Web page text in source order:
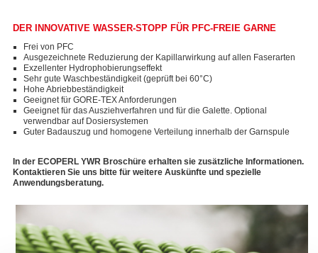
DER INNOVATIVE WASSER-STOPP FÜR PFC-FREIE GARNE
Frei von PFC
Ausgezeichnete Reduzierung der Kapillarwirkung auf allen Faserarten
Exzellenter Hydrophobierungseffekt
Sehr gute Waschbeständigkeit (geprüft bei 60°C)
Hohe Abriebbeständigkeit
Geeignet für GORE-TEX Anforderungen
Geeignet für das Ausziehverfahren und für die Galette. Optional
verwendbar auf Dosiersystemen
Guter Badauszug und homogene Verteilung innerhalb der Garnspule
In der ECOPERL YWR Broschüre erhalten sie zusätzliche Informationen.
Kontaktieren Sie uns bitte für weitere Auskünfte und spezielle
Anwendungsberatung.